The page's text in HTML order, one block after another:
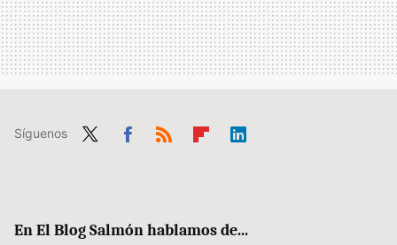
Síguenos
En El Blog Salmón hablamos de...